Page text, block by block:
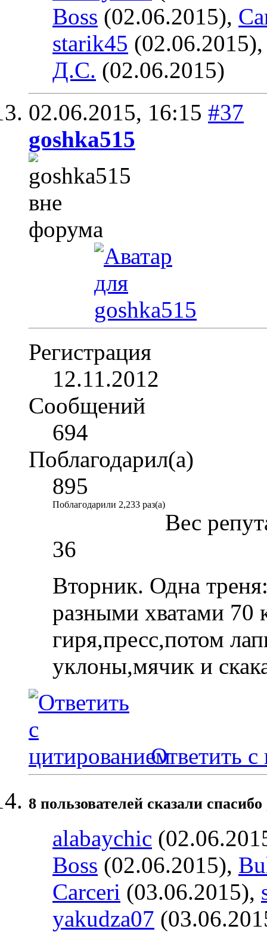
Boss (02.06.2015),
starik45
Д.С. (02.06.2015)
02.06.2015, 16:15 #37
goshka515
Регистрация
12.11.2012
Сообщений
694
Поблагодарил(а)
895
Поблагодарили 2,233 раз(а)
Вес
36
Вторник. Одна
разными хватами 70
гиря,пресс,потом
уклоны,мячик и
Ответить с
8 пользователей сказали
alabaychic
Boss (02.06.2015),
Carceri (03.06.2015),
yakudza07